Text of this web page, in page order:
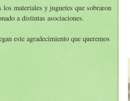
materiales y juguetes que sobraron
a distintas asociaciones.
este agradecimiento que queremos